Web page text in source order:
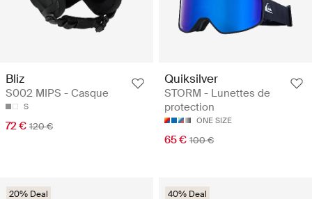
Bliz
S002 MIPS - Casque
S
72 € 120 €
Quiksilver
STORM - Lunettes de
protection
ONE SIZE
65 € 100 €
20% Deal 40% Deal